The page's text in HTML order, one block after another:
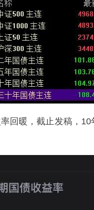
回暖，截止发稿，